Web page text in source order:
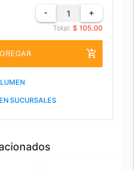
- +
Total: $ 105.00
add_shopping_cart
SUCURSALES